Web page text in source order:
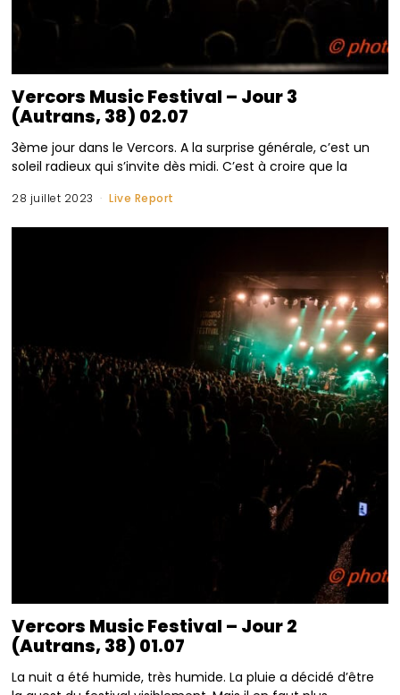
Vercors Music Festival – Jour 3
(Autrans, 38) 02.07
3ème jour dans le Vercors. A la surprise générale, c’est un
soleil radieux qui s’invite dès midi. C’est à croire que la
28 juillet 2023 Live Report
Vercors Music Festival – Jour 2
(Autrans, 38) 01.07
La nuit a été humide, très humide. La pluie a décidé d’être